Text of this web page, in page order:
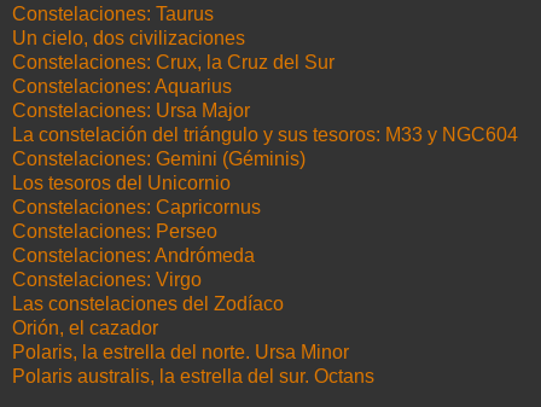
Constelaciones: Taurus
Un cielo, dos civilizaciones
Constelaciones: Crux, la Cruz del Sur
Constelaciones: Aquarius
Constelaciones: Ursa Major
La constelación del triángulo y sus tesoros: M33 y NGC604
Constelaciones: Gemini (Géminis)
Los tesoros del Unicornio
Constelaciones: Capricornus
Constelaciones: Perseo
Constelaciones: Andrómeda
Constelaciones: Virgo
Las constelaciones del Zodíaco
Orión, el cazador
Polaris, la estrella del norte. Ursa Minor
Polaris australis, la estrella del sur. Octans